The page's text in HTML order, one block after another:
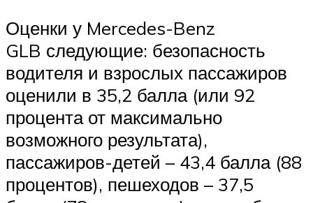
Оценки у Mercedes-Benz
GLB следующие: безопасность
водителя и взрослых пассажиров
оценили в 35,2 балла (или 92
процента от максимально
возможного результата),
пассажиров-детей – 43,4 балла (88
процентов), пешеходов – 37,5